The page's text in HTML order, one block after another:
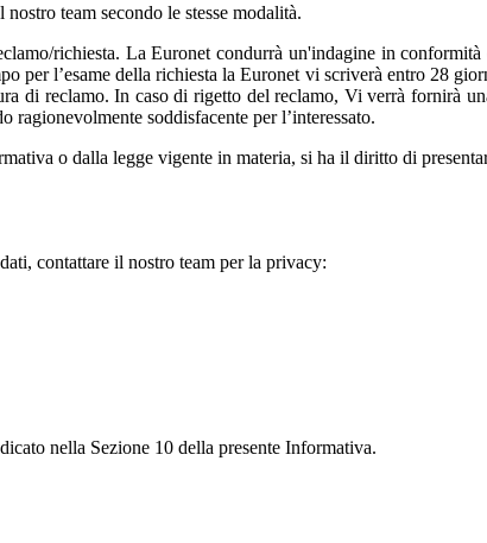
team secondo le stesse modalità.
richiesta. La Euronet condurrà un'indagine in
per l’esame della richiesta la Euronet vi scriverà entro 28
di reclamo. In caso di rigetto del reclamo, Vi verrà fornirà
soddisfacente per l’interessato.
o dalla legge vigente in materia, si ha il diritto di
contattare il nostro team per la privacy:
nella Sezione 10 della presente Informativa.